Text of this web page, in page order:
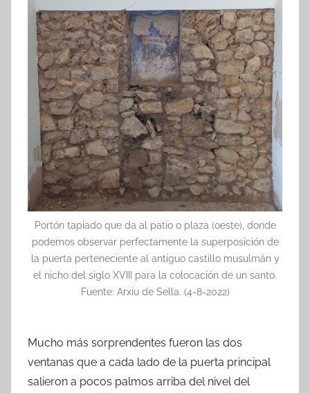
Portón tapiado que da al patio o plaza (oeste), donde
podemos observar perfectamente la superposición de
la puerta perteneciente al antiguo castillo musulmán y
el nicho del siglo XVIII para la colocación de un santo.
Fuente: Arxiu de Sella. (4-8-2022)
Mucho más sorprendentes fueron las dos
ventanas que a cada lado de la puerta principal
salieron a pocos palmos arriba del nivel del